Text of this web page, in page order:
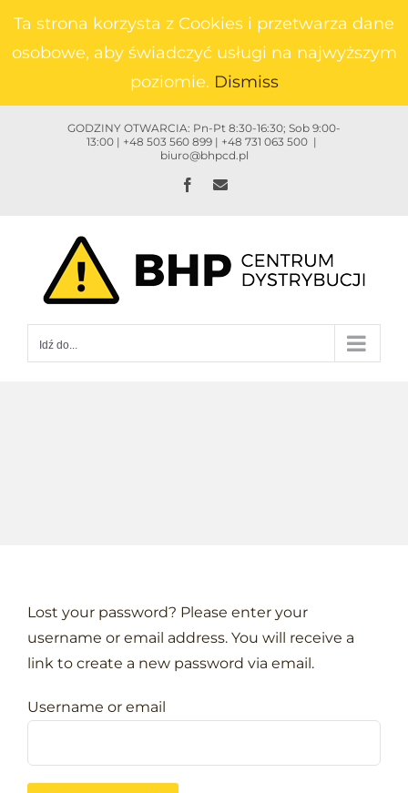
zawartości
GODZINY OTWARCIA: Pn-Pt 8:30-16:30; Sob 9:00-
13:00 | +48 503 560 899 | +48 731 063 500 |
biuro@bhpcd.pl
FacebookEmail
Idź do...
Lost your password? Please enter your
username or email address. You will receive a
link to create a new password via email.
Username or email
Ta strona korzysta z Cookies i przetwarza dane
osobowe, aby świadczyć usługi na najwyższym
poziomie. Dismiss